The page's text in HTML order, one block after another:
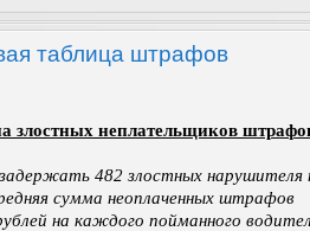
таблица штрафов
злостных неплательщиков
482 злостных нарушителя
сумма неоплаченных штрафов
на каждого пойманного